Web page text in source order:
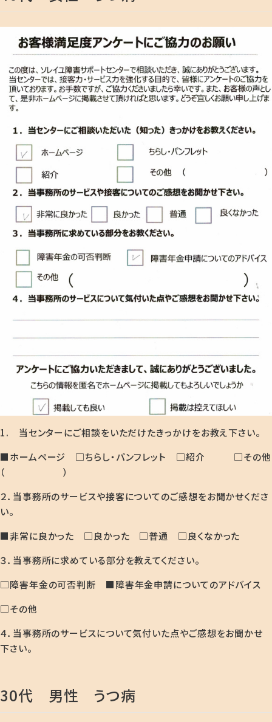
1. 当センターにご相談をいただけたきっかけをお教え下さい。
■ホームページ □ちらし・パンフレット □紹介 □その他
（ ）
２．当事務所のサービスや接客についてのご感想をお聞かせくださ
い。
■非常に良かった □良かった □普通 □良くなかった
３．当事務所に求めている部分を教えてください。
□障害年金の可否判断 ■障害年金申請についてのアドバイス
□その他
４．当事務所のサービスについて気付いた点やご感想をお聞かせ
下さい。
30代 男性 うつ病